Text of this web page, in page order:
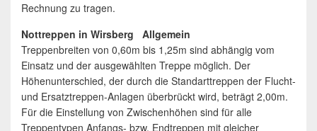
Rechnung zu tragen.
Nottreppen in Wirsberg Allgemein
Treppenbreiten von 0,60m bis 1,25m sind abhängig vom
Einsatz und der ausgewählten Treppe möglich. Der
Höhenunterschied, der durch die Standarttreppen der Flucht-
und Ersatztreppen-Anlagen überbrückt wird, beträgt 2,00m.
Für die Einstellung von Zwischenhöhen sind für alle
Treppentypen Anfangs- bzw. Endtreppen mit gleicher